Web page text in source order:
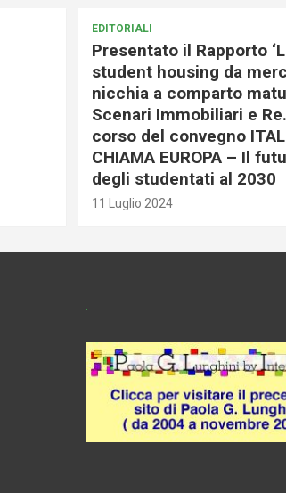
EDITORIALI
Presentato il Rapporto
student housing da
nicchia a comparto
Scenari Immobiliari e
corso del convegno
CHIAMA EUROPA – Il
degli studentati al 2030
11 Luglio 2024
.